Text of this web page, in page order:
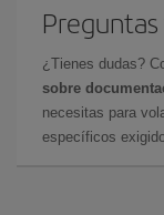
¿Tienes dudas?
sobre
necesitas para
específicos